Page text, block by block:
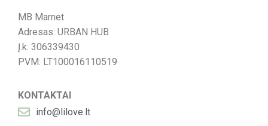
MB Marnet
Adresas: URBAN HUB
Į.k: 306339430
PVM: LT100016110519
KONTAKTAI
info@lilove.lt